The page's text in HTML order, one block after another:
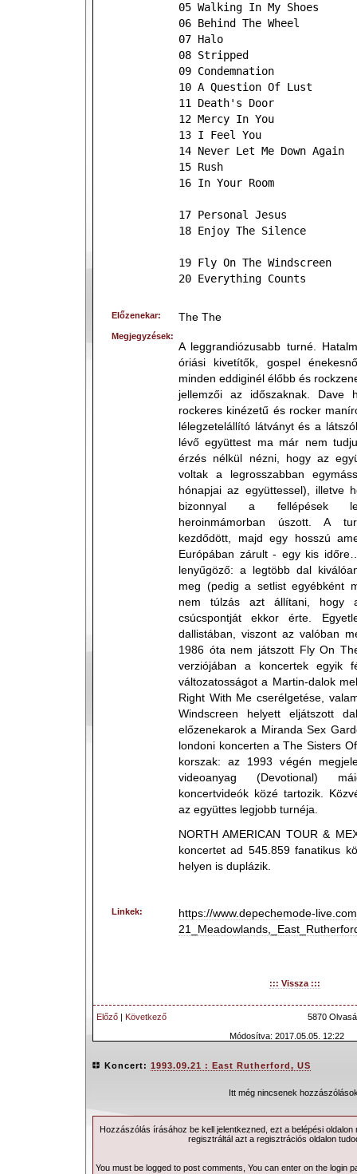
05 Walking In My Shoes
06 Behind The Wheel
07 Halo
08 Stripped
09 Condemnation
10 A Question Of Lust
11 Death's Door
12 Mercy In You
13 I Feel You
14 Never Let Me Down Again
15 Rush
16 In Your Room
17 Personal Jesus
18 Enjoy The Silence
19 Fly On The Windscreen
20 Everything Counts
Előzenekar: The The
Megjegyzések:
A leggrandiózusabb turné.
óriási kivetítők, gospel
minden eddiginél élőbb és
jellemzői az időszaknak. Dave
rockeres kinézetű és rocker
lélegzetelállító látványt és a
lévő együttest ma már nem
érzés nélkül nézni, hogy az
voltak a legrosszabban
hónapjai az együttessel), illetve
bizonnyal a fellépések
heroinmámorban úszott. A
kezdődött, majd egy hosszú
Európában zárult - egy kis
lenyűgöző: a legtöbb dal
meg (pedig a setlist egyébként
nem túlzás azt állítani, hogy
csúcspontját ekkor érte.
dallistában, viszont az valóban
1986 óta nem játszott Fly On
verziójában a koncertek egyik
változatosságot a Martin-dalok
Right With Me cserélgetése,
Windscreen helyett eljátszott
előzenekarok a Miranda Sex
londoni koncerten a The Sisters
korszak: az 1993 végén
videoanyag (Devotional)
koncertvideók közé tartozik.
az együttes legjobb turnéja.
NORTH AMERICAN TOUR &
koncertet ad 545.859 fanatikus
helyen is duplázik.
Linkek:
https://www.depechemode-
::: Vissza :::
Előző | Következő
5870
Módosítva: 2017.05.05. 12:22
Koncert: 1993.09.21 : East Rutherford, US
Itt még nincsenek
Hozzászólás írásához be kell jelentkezned, ezt a belépésioldalon
regisztráltál azt a regisztrációs oldalon
You must be logged to post comments, You can enter on the login